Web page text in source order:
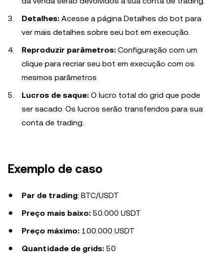
Detalhes: Acesse a página Detalhes do bot para
ver mais detalhes sobre seu bot em execução.
Reproduzir parâmetros: Configuração com um
clique para recriar seu bot em execução com os
mesmos parâmetros
Lucros de saque: O lucro total do grid que pode
ser sacado. Os lucros serão transferidos para sua
conta de trading.
Exemplo de caso
Par de trading: BTC/USDT
Preço mais baixo: 50.000 USDT
Preço máximo: 100.000 USDT
Quantidade de grids: 50